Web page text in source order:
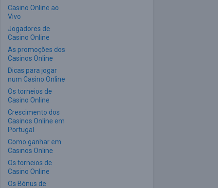
Casino Online ao
Vivo
Jogadores de
Casino Online
As promoções dos
Casinos Online
Dicas para jogar
num Casino Online
Os torneios de
Casino Online
Crescimento dos
Casinos Online em
Portugal
Como ganhar em
Casinos Online
Os torneios de
Casino Online
Os Bónus de